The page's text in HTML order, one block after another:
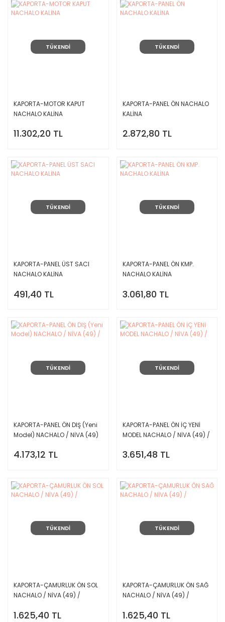
TÜKENDİ
KAPORTA-MOTOR KAPUT
NACHALO KALİNA
11.302,20 TL
TÜKENDİ
KAPORTA-PANEL ÖN NACHALO
KALİNA
2.872,80 TL
TÜKENDİ
KAPORTA-PANEL ÜST SACI
NACHALO KALİNA
491,40 TL
TÜKENDİ
KAPORTA-PANEL ÖN KMP.
NACHALO KALİNA
3.061,80 TL
TÜKENDİ
KAPORTA-PANEL ÖN DIŞ (Yeni
Model) NACHALO / NİVA (49)
4.173,12 TL
TÜKENDİ
KAPORTA-PANEL ÖN İÇ YENİ
MODEL NACHALO / NİVA (49) /
3.651,48 TL
TÜKENDİ
KAPORTA-ÇAMURLUK ÖN SOL
NACHALO / NİVA (49) /
1.625,40 TL
TÜKENDİ
KAPORTA-ÇAMURLUK ÖN SAĞ
NACHALO / NİVA (49) /
1.625,40 TL